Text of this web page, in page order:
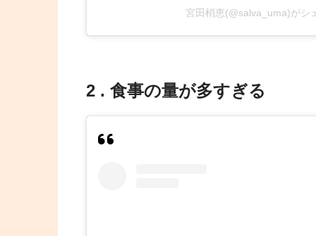
宮田梢恵(@salva_uma)がシ
2 . 食事の量が多すぎる